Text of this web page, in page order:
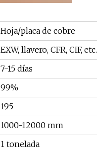
Hoja/placa de cobre
EXW, llavero, CFR, CIF, etc.
7-15 días
99%
195
1000-12000 mm
1 tonelada